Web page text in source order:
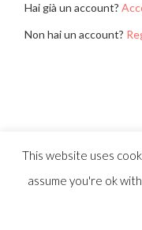
Hai già un account?
Non hai un account?
This website uses
assume you're ok